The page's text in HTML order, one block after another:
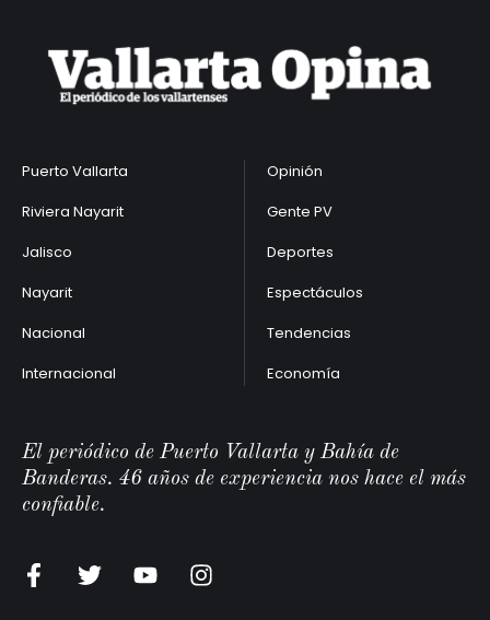
Puerto Vallarta
Riviera Nayarit
Jalisco
Nayarit
Nacional
Internacional
Opinión
Gente PV
Deportes
Espectáculos
Tendencias
Economía
El periódico de Puerto Vallarta y Bahía de
Banderas. 46 años de experiencia nos hace el más
confiable.